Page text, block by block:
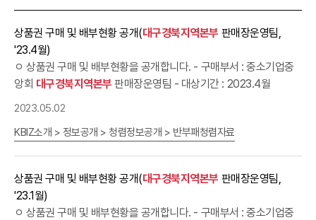
상품권 구매 및 배부현황 공개(대구경북지역본부 판매장운영팀,
'23.4월)
ㅇ 상품권 구매 및 배부현황을 공개합니다. - 구매부서 : 중소기업중
앙회 대구경북지역본부 판매장운영팀 - 대상기간 : 2023.4월
2023.05.02
KBIZ소개 > 정보공개 > 청렴정보공개 > 반부패청렴자료
상품권 구매 및 배부현황 공개(대구경북지역본부 판매장운영팀,
'23.1월)
ㅇ 상품권 구매 및 배부현황을 공개합니다. - 구매부서 : 중소기업중